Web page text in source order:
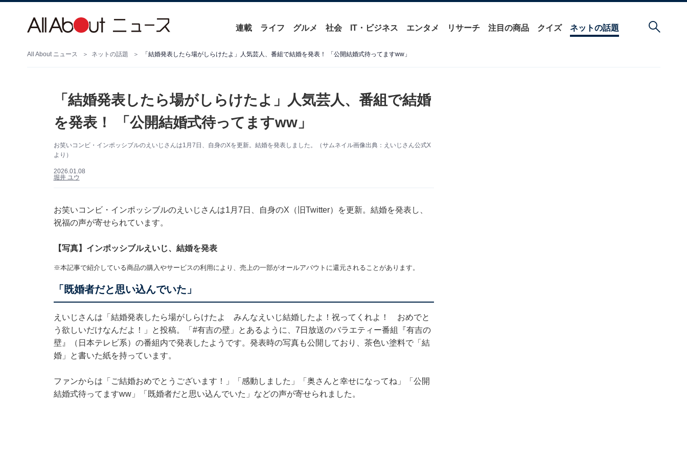
連載 ライフ グルメ 社会 IT・ビジネス エンタメ リサーチ 注目の商品 クイズ ネットの話題
All About ニュース ネットの話題 「結婚発表したら場がしらけたよ」人気芸人、番組で結婚を発表！ 「公開結婚式待ってますww」
「結婚発表したら場がしらけたよ」人気芸人、番組で結婚
を発表！ 「公開結婚式待ってますww」
お笑いコンビ・インポッシブルのえいじさんは1月7日、自身のXを更新。結婚を発表しました。（サムネイル画像出典：えいじさん公式X
より）
2026.01.08
堀井 ユウ
お笑いコンビ・インポッシブルのえいじさんは1月7日、自身のX（旧Twitter）を更新。結婚を発表し、
祝福の声が寄せられています。
【写真】インポッシブルえいじ、結婚を発表
※本記事で紹介している商品の購入やサービスの利用により、売上の一部がオールアバウトに還元されることがあります。
「既婚者だと思い込んでいた」
えいじさんは「結婚発表したら場がしらけたよ みんなえいじ結婚したよ！祝ってくれよ！ おめでと
う欲しいだけなんだよ！」と投稿。「#有吉の壁」とあるように、7日放送のバラエティー番組『有吉の
壁』（日本テレビ系）の番組内で発表したようです。発表時の写真も公開しており、茶色い塗料で「結
婚」と書いた紙を持っています。
ファンからは「ご結婚おめでとうございます！」「感動しました」「奥さんと幸せになってね」「公開
結婚式待ってますww」「既婚者だと思い込んでいた」などの声が寄せられました。